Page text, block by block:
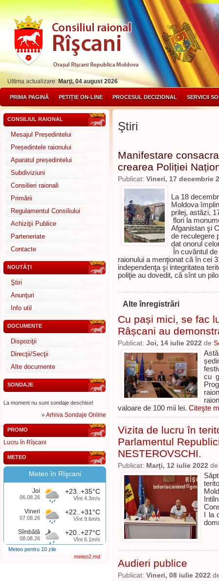
Ultima actualizare:Marţi, 04 august 2026
PRIMA PAGINĂ PETIȚIE ON-LINE PROCESUL DECIZIONAL SERVICII
CONSILIUL RAIONAL
Mesajul Președintelui
Președintele raionului
Aparatul președintelui
Subdiviziuni
Consilieri raionali
Primării
Regulamentul Consiliului
Achiziţii Publice
Parteneriate
Contacte
NOUTĂŢI
Ştiri
Anunţuri
Info util
DOCUMENTE
Dispoziţii
Direcţii/Secţii
Alte documente
SONDAJE
La moment nu sunt sondaje deschise!
»Arhiva Sondaje Online
PROMO
Lucru în Rîșcani
METEO
Meteo în Rîşcani
Joi
06.08.26
+23..+35°C
Vînt 4.3m/s
Vineri
07.08.26
+22..+31°C
Vînt 9.6m/s
Sîmbătă
08.08.26
+20..+27°C
Vînt 6.1m/s
Meteo pentru 10 zile
meteo2.md
Ştiri
Manifestare
crearea Poliției
Publicat: Vineri, 17 decembrie
La 18
Moldova
prilej, astăzi,
flori la
Afganistan şi
de reculegere
dat onorul
În cuvântul
raionului a menţionat că în cei
independenţa şi integritatea
poliţie au dovedit, că sînt un
Alte înregistrări
Cu pași mici, se fac
Râșcani au
Publicat: Joi, 14 iulie 2022 de
cu
valoare de 100 mii lei. Citeşte
Vizita de lucru în
Parlamentul
NESTEROVSCHI.
Publicat: Marţi, 12 iulie 2022
I la
Audieri publice
Publicat: Vineri, 08 iulie 2022